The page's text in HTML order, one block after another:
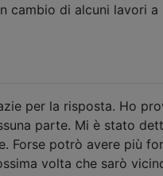
cambio di alcuni lavori
per la risposta. Ho
parte. Mi è stato
Forse potrò avere più
volta che sarò